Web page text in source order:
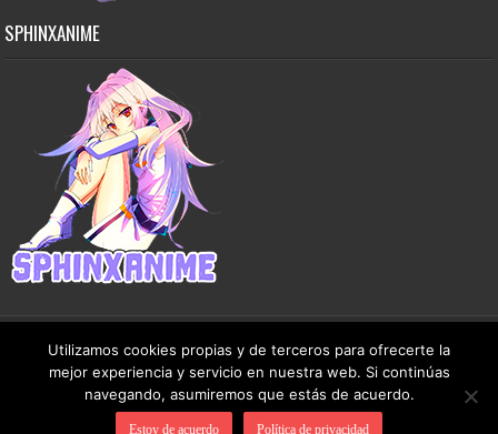
SPHINXANIME
Copyright © 2015-2026 SphinxAnime - Este sitio no almacena ningún archivo en sus
servidores, solo comparte contenido de dominio público de manera gratuita.
Utilizamos cookies propias y de terceros para ofrecerte la
mejor experiencia y servicio en nuestra web. Si continúas
navegando, asumiremos que estás de acuerdo.
Estoy de acuerdo Política de privacidad